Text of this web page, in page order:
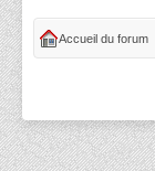
Accueil du forum